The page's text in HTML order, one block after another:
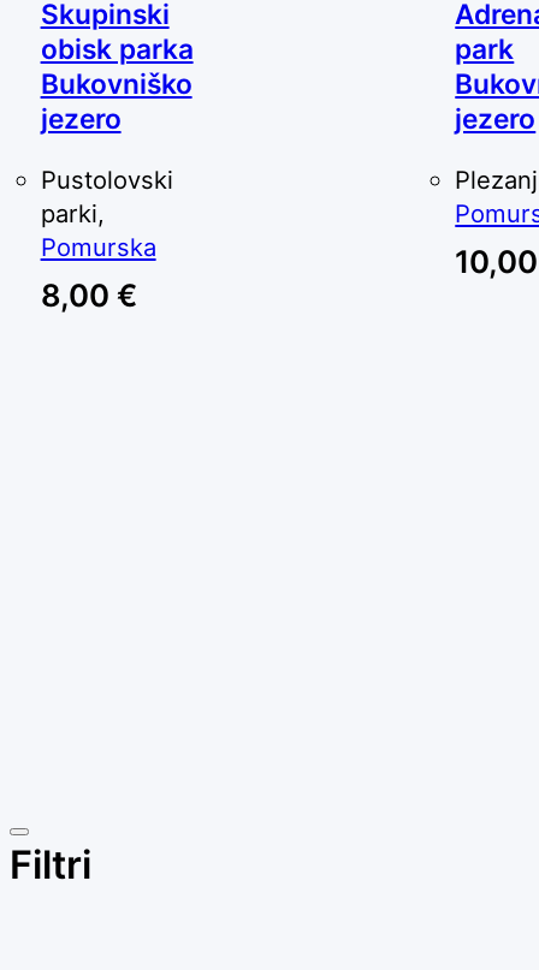
Skupinski
obisk parka
Bukovniško
jezero
Pustolovski
parki,
Pomurska
8,00 €
park
jezero
Filtri